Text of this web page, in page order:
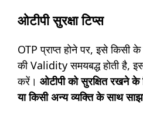
ओटीपी सुरक्षा टिप्स
OTP प्राप्त होने पर, इसे किसी
की Validity समयबद्ध होती है,
करें। ओटीपी को सुरक्षित रखने
या किसी अन्य व्यक्ति के साथ